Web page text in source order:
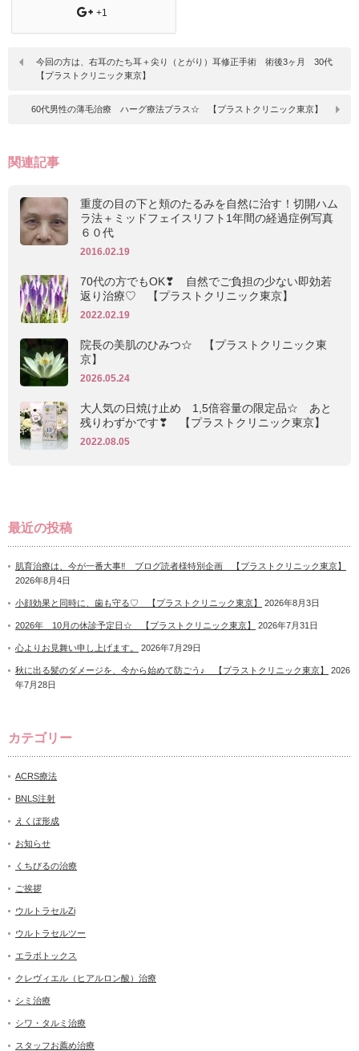
+1
今回の方は、右耳のたち耳＋尖り（とがり）耳修正手術 術後3ヶ月 30代
【プラストクリニック東京】
60代男性の薄毛治療 ハーグ療法プラス☆ 【プラストクリニック東京】
関連記事
重度の目の下と頬のたるみを自然に治す！切開ハム
ラ法＋ミッドフェイスリフト1年間の経過症例写真
６０代
2016.02.19
70代の方でもOK❣ 自然でご負担の少ない即効若
返り治療♡ 【プラストクリニック東京】
2022.02.19
院長の美肌のひみつ☆ 【プラストクリニック東
京】
2026.05.24
大人気の日焼け止め 1,5倍容量の限定品☆ あと
残りわずかです❣ 【プラストクリニック東京】
2022.08.05
最近の投稿
肌育治療は、今が一番大事‼ ブログ読者様特別企画 【プラストクリニック東京】
2026年8月4日
小顔効果と同時に、歯も守る♡ 【プラストクリニック東京】 2026年8月3日
2026年 10月の休診予定日☆ 【プラストクリニック東京】 2026年7月31日
心よりお見舞い申し上げます。 2026年7月29日
秋に出る髪のダメージを、今から始めて防ごう♪ 【プラストクリニック東京】
2026
年7月28日
カテゴリー
ACRS療法
BNLS注射
えくぼ形成
お知らせ
くちびるの治療
ご挨拶
ウルトラセルZi
ウルトラセルツー
エラボトックス
クレヴィエル（ヒアルロン酸）治療
シミ治療
シワ・タルミ治療
スタッフお薦め治療